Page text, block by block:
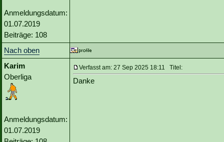
Anmeldungsdatum:
01.07.2019
Beiträge: 108
Nach oben
Karim
Oberliga
Anmeldungsdatum:
01.07.2019
Verfasst am: 27 Sep 2025 18:11 Titel:
Danke